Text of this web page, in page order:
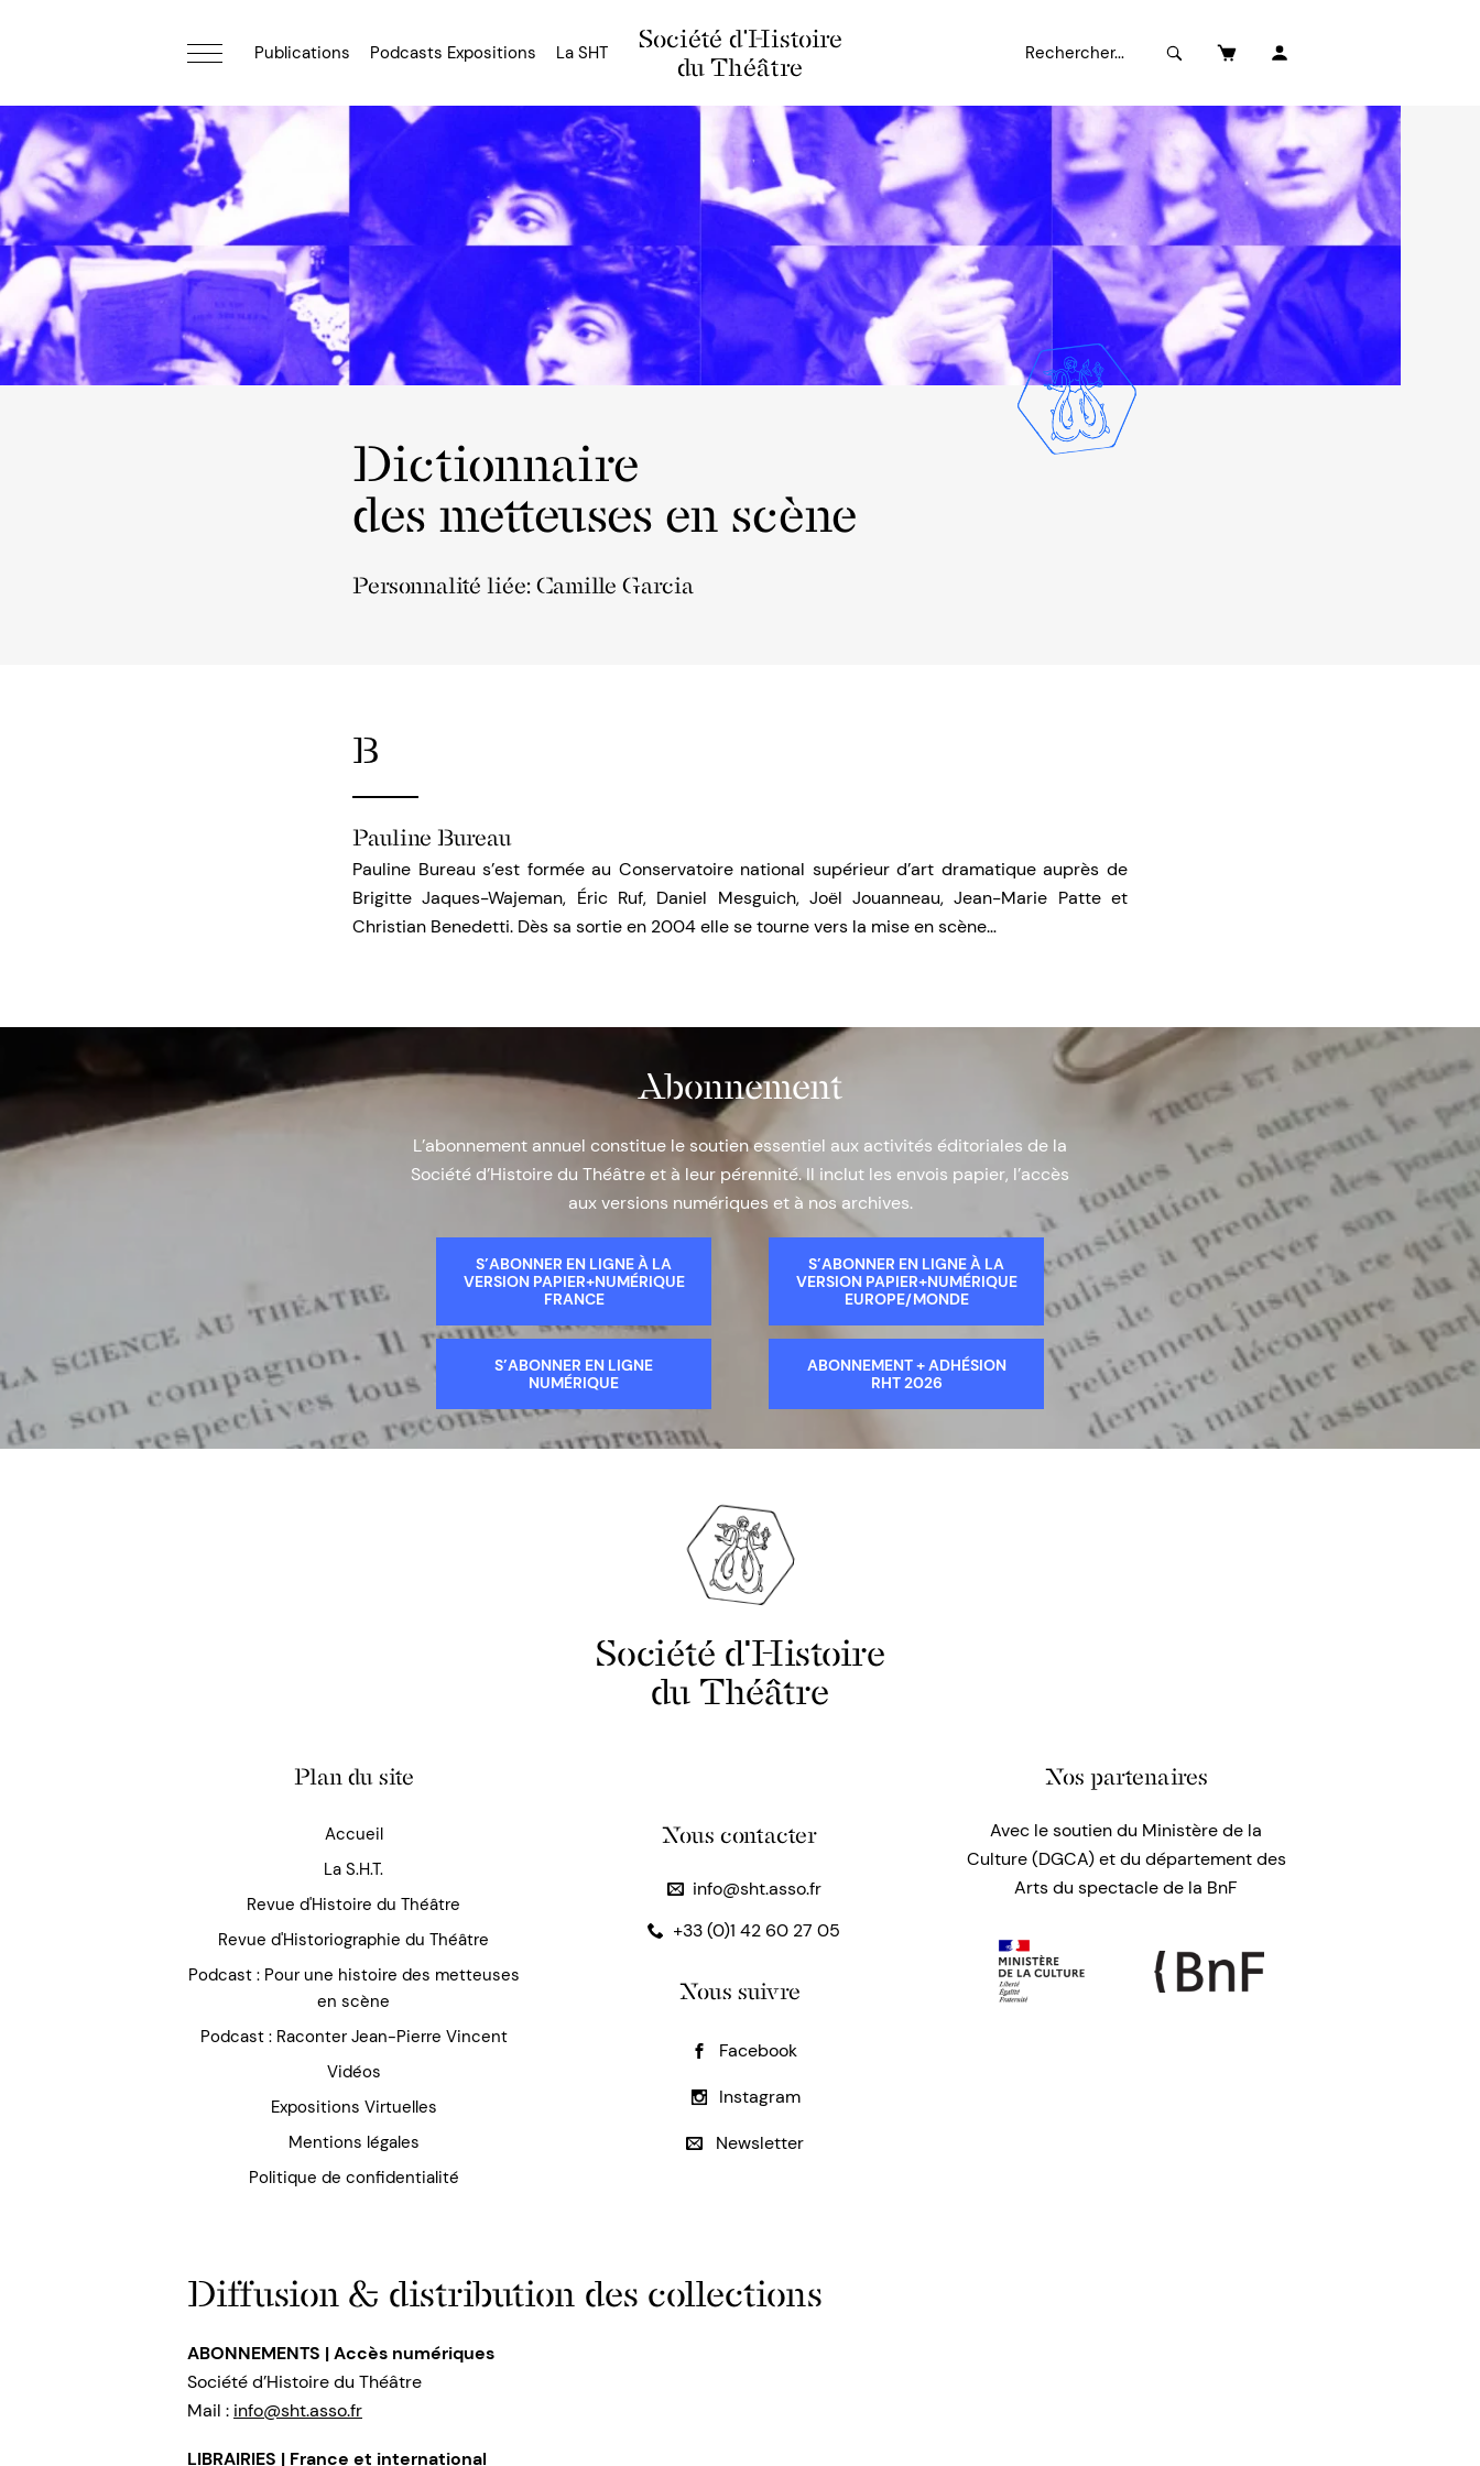
Société d'Histoire
du Théâtre
Publications Podcasts Expositions La SHT
Dictionnaire
des metteuses en scène
Personnalité liée: Camille Garcia
B
Pauline Bureau
Pauline Bureau s’est formée au Conservatoire national supérieur d’art dramatique auprès de
Brigitte Jaques-Wajeman, Éric Ruf, Daniel Mesguich, Joël Jouanneau, Jean-Marie Patte et
Christian Benedetti. Dès sa sortie en 2004 elle se tourne vers la mise en scène…
Abonnement
L’abonnement annuel constitue le soutien essentiel aux activités éditoriales de la
Société d’Histoire du Théâtre et à leur pérennité. Il inclut les envois papier, l’accès
aux versions numériques et à nos archives.
S’ABONNER EN LIGNE À LA
VERSION PAPIER+NUMÉRIQUE
FRANCE
S’ABONNER EN LIGNE À LA
VERSION PAPIER+NUMÉRIQUE
EUROPE/MONDE
S’ABONNER EN LIGNE
NUMÉRIQUE
ABONNEMENT + ADHÉSION
RHT 2026
Société d'Histoire
du Théâtre
Plan du site
Accueil
La S.H.T.
Revue d'Histoire du Théâtre
Revue d'Historiographie du Théâtre
Podcast : Pour une histoire des metteuses
en scène
Podcast : Raconter Jean-Pierre Vincent
Vidéos
Expositions Virtuelles
Mentions légales
Politique de confidentialité
Nous contacter
info@sht.asso.fr
+33 (0)1 42 60 27 05
Nous suivre
Facebook
Instagram
Newsletter
Nos partenaires
Avec le soutien du Ministère de la
Culture (DGCA) et du département des
Arts du spectacle de la BnF
Diffusion & distribution des collections
ABONNEMENTS | Accès numériques
Société d’Histoire du Théâtre
Mail : info@sht.asso.fr
LIBRAIRIES | France et international